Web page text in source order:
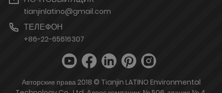
tianjinlatino@gmail.com
ТЕЛЕФОН
+86-22-65616307
Авторские права 2018 © Tianjin LATINO Environmental